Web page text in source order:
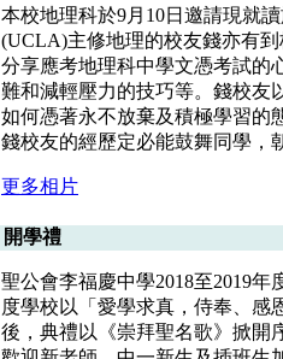
本校地理科於9月10日邀請現就
(UCLA)主修地理的校友錢亦有
分享應考地理科中學文憑考試的
難和減輕壓力的技巧等。錢校友
如何憑著永不放棄及積極學習的
錢校友的經歷定必能鼓舞同學，
更多相片
開學禮
聖公會李福慶中學2018至2019
度學校以「愛學求真，侍奉、感
後，典禮以《崇拜聖名歌》掀開